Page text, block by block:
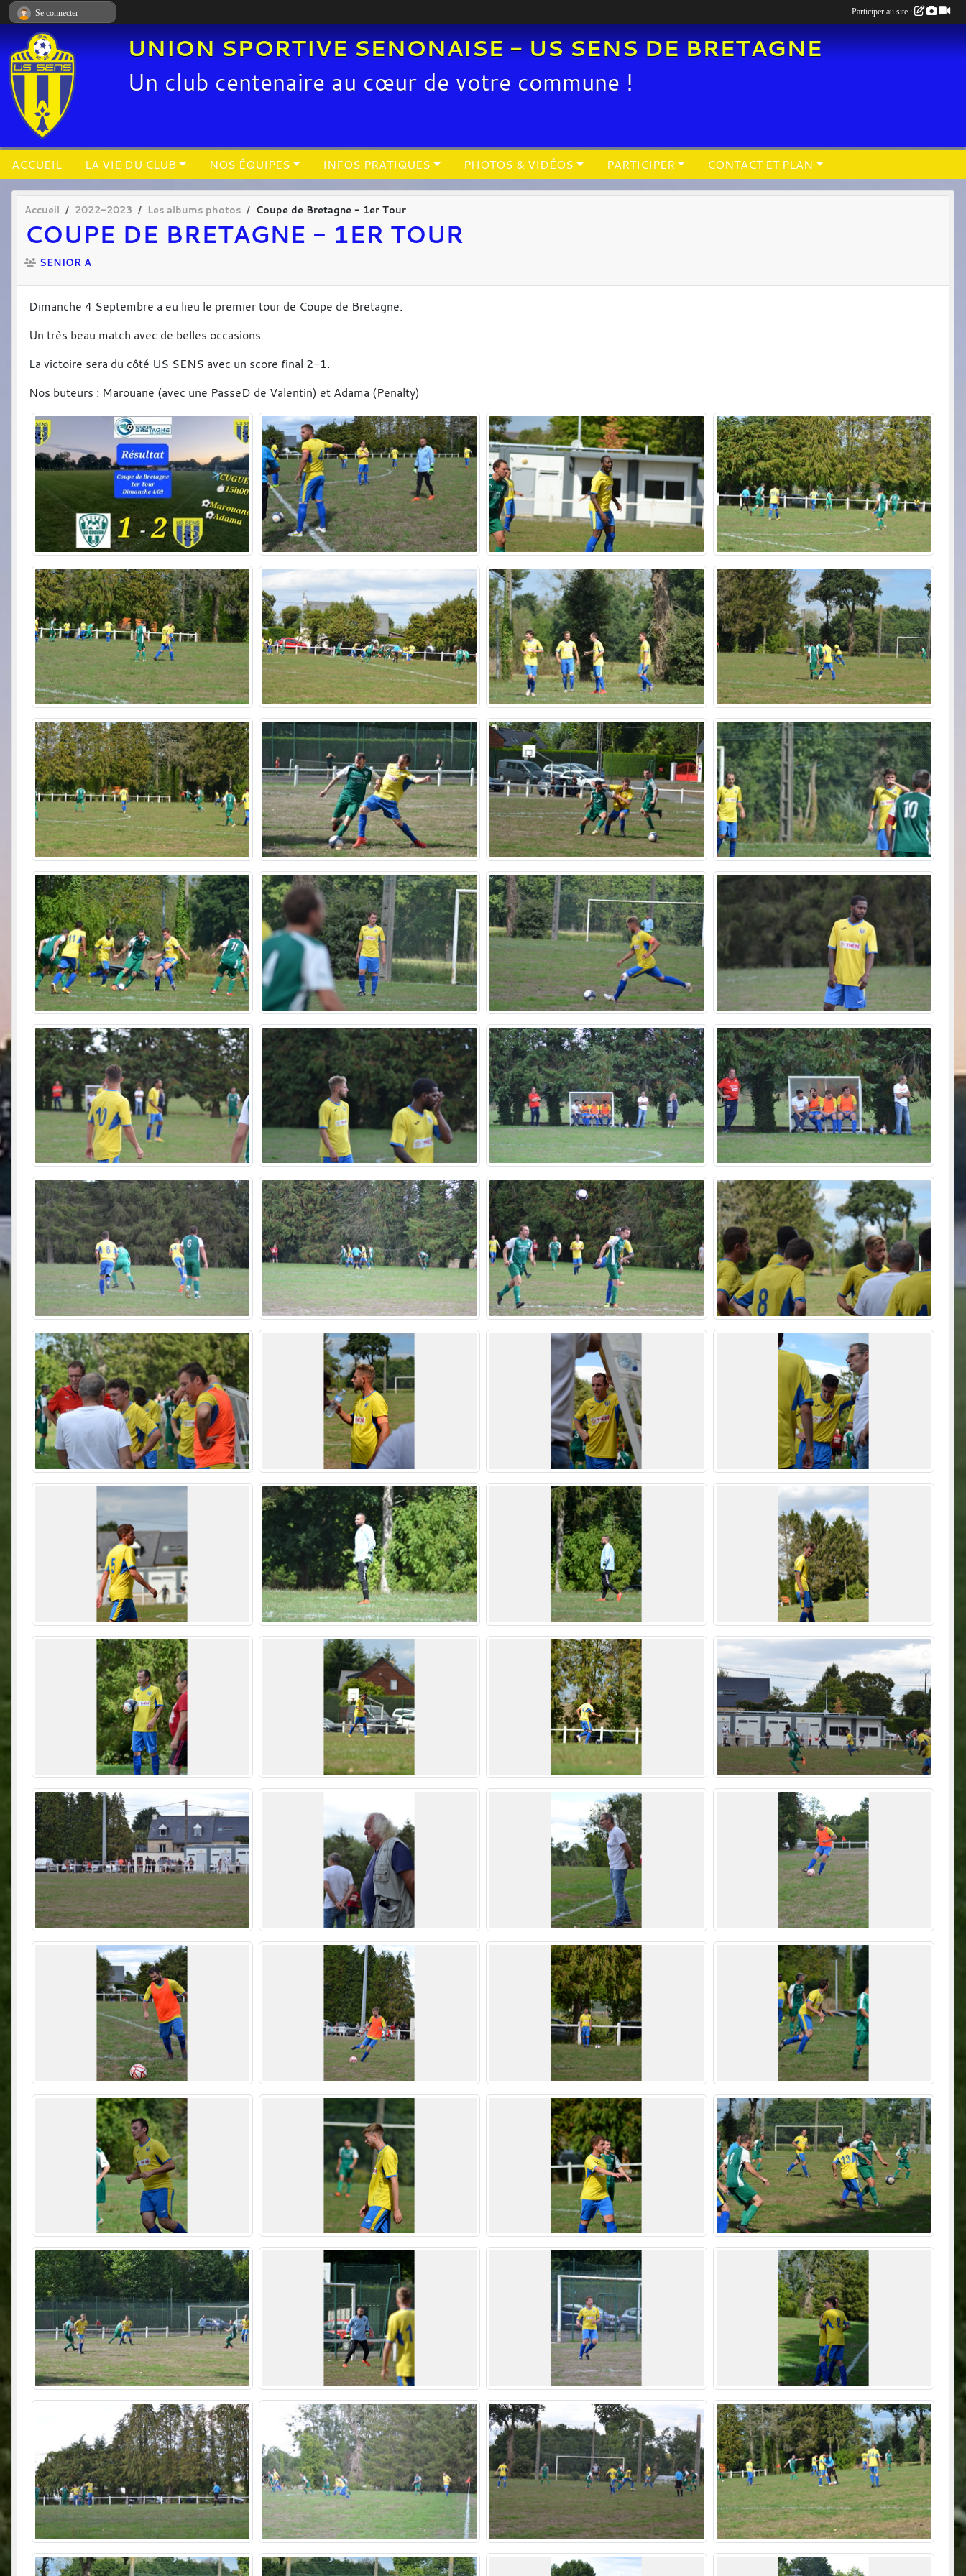
UNION SPORTIVE SENONAISE - US SENS DE BRETAGNE
Un club centenaire au cœur de votre commune !
ACCUEIL LA VIE DU CLUB NOS ÉQUIPES INFOS PRATIQUES PHOTOS & VIDÉOS PARTICIPER CONTACT ET PLAN
Accueil 2022-2023 Les albums photos Coupe de Bretagne - 1er Tour
COUPE DE BRETAGNE - 1ER TOUR
SENIOR A
Dimanche 4 Septembre a eu lieu le premier tour de Coupe de Bretagne.
Un très beau match avec de belles occasions.
La victoire sera du côté US SENS avec un score final 2-1.
Nos buteurs : Marouane (avec une PasseD de Valentin) et Adama (Penalty)
Se connecter Participer au site :
Panneau de gestion des cookies